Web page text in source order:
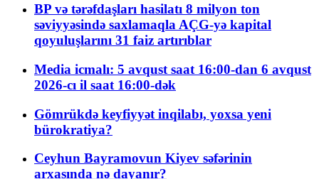
BP və tərəfdaşları hasilatı 8 milyon ton
səviyyəsində saxlamaqla AÇG-yə kapital
qoyuluşlarını 31 faiz artırıblar
Media icmalı: 5 avqust saat 16:00-dan 6 avqust
2026-cı il saat 16:00-dək
Gömrükdə keyfiyyət inqilabı, yoxsa yeni
bürokratiya?
Ceyhun Bayramovun Kiyev səfərinin
arxasında nə dayanır?